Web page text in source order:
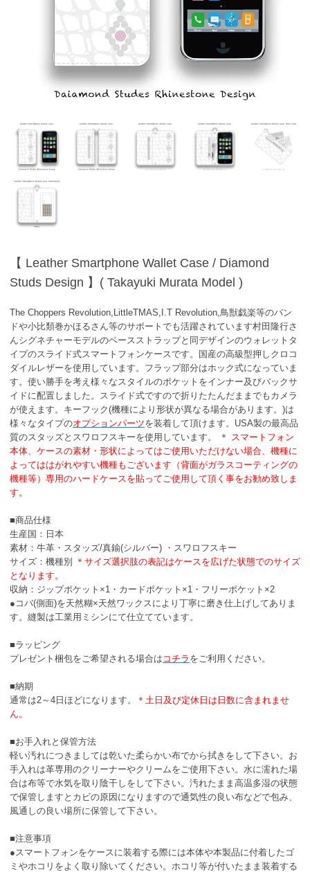
【 Leather Smartphone Wallet Case / Diamond
Studs Design 】( Takayuki Murata Model )
The Choppers Revolution,LittleTMAS,I.T Revolution,鳥獣戯楽等のバン
ドや小比類巻かほるさん等のサポートでも活躍されています村田隆行さ
んシグネチャーモデルのベースストラップと同デザインのウォレットタ
イプのスライド式スマートフォンケースです。国産の高級型押しクロコ
ダイルレザーを使用しています。フラップ部分はホック式になっていま
す。使い勝手を考え様々なスタイルのポケットをインナー及びバックサ
イドに配置しました。スライド式ですので折りたたんだままでもカメラ
が使えます。キーフック(機種により形状が異なる場合があります。)は
様々なタイプのオプションパーツを装着して頂けます。USA製の最高品
質のスタッズとスワロフスキーを使用しています。
＊ スマートフォン
本体、ケースの素材・形状によってはご使用いただけない場合、機種に
よってははがれやすい機種もございます（背面がガラスコーティングの
機種等）専用のハードケースを貼ってご使用して頂く事をお勧め致しま
す。
■商品仕様
生産国：日本
素材：牛革・スタッズ/真鍮(シルバー) ・スワロフスキー
サイズ：機種別
＊サイズ選択肢の表記はケースを広げた状態でのサイズ
となります。
収納：ジップポケット×1・カードポケット×1・フリーポケット×2
●コバ(側面)を天然糊×天然ワックスにより丁寧に磨き仕上げしてありま
す。縫製は工業用ミシンにて仕立てています。
■ラッピング
プレゼント梱包をご希望される場合は コチラ をご利用ください。
■納期
通常は2～4日ほどになります。
＊土日及び定休日は日数に含まれませ
ん。
■お手入れと保管方法
軽い汚れにつきましては乾いた柔らかい布でから拭きをして下さい。お
手入れは革専用のクリーナーやクリームをご使用下さい。水に濡れた場
合は布等で水気を取り陰干しをして下さい。汚れたまま高温多湿の状態
で保管しますとカビの原因になりますので通気性の良い布などで包み、
風通しの良い場所に保管して下さい。
■注意事項
●スマートフォンをケースに装着する際には本体や本製品に付着したゴ
ミやホコリをよく取り除いてください。ホコリ等が付いたまま装着する